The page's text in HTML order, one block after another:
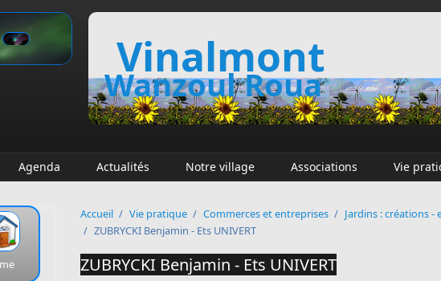
Vinalmont
Wanzoul Roua
Agenda Actualités Notre village Associations Vie
Accueil / Vie pratique / Commerces et entreprises / Jardins : créations
/ ZUBRYCKI Benjamin - Ets UNIVERT
ZUBRYCKI Benjamin - Ets UNIVERT